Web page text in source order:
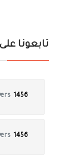
تابعونا
1456
1456